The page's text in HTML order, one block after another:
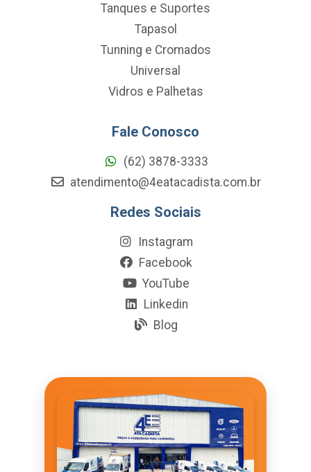
Tanques e Suportes
Tapasol
Tunning e Cromados
Universal
Vidros e Palhetas
Fale Conosco
(62) 3878-3333
atendimento@4eatacadista.com.br
Redes Sociais
Instagram
Facebook
YouTube
Linkedin
Blog